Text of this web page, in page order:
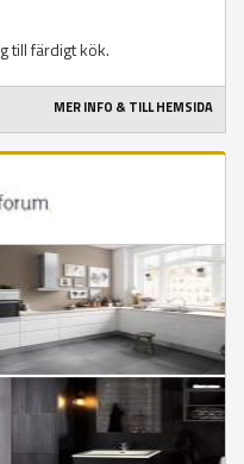
till färdigt kök.
MER INFO & TILL HEMSIDA